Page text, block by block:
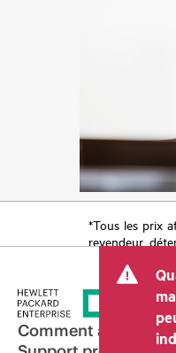
*Tous les prix
revendeur
tels que la
et les frais
transaction
peut varier
revendeurs et
Comment acheter